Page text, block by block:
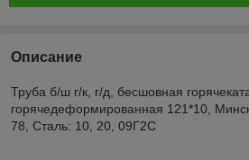
Описание
Труба б/ш г/к, г/д, бесшовная
горячедеформированная 121*10,
78, Сталь: 10, 20, 09Г2С